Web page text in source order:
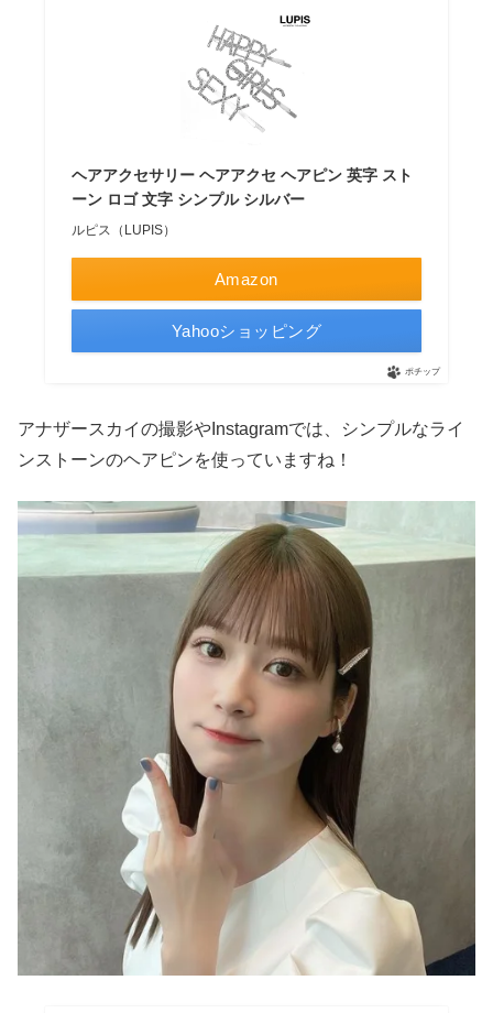
ヘアアクセサリー ヘアアクセ ヘアピン 英字 スト
ーン ロゴ 文字 シンプル シルバー
ルピス（LUPIS）
Amazon
Yahooショッピング
ポチップ
アナザースカイの撮影やInstagramでは、シンプルなライ
ンストーンのヘアピンを使っていますね！